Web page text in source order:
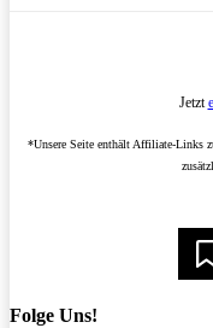
Jetzt
*Unsere Seite enthält Affiliate-Links
Folge Uns!